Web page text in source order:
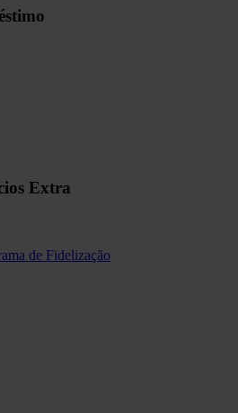
Extra
de Fidelização